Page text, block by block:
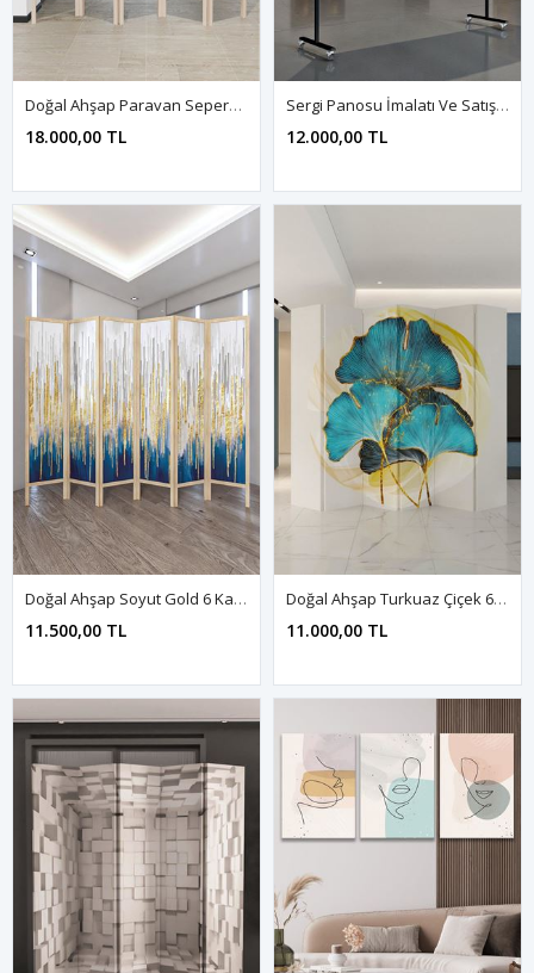
Doğal Ahşap Paravan Seperatör Oda Bölme
18.000,00 TL
Sergi Panosu İmalatı Ve Satışı | Fupe Shop Kalitesiyle Şık
12.000,00 TL
Doğal Ahşap Soyut Gold 6 Kanat Paravan Seperatör Oda Bölme
11.500,00 TL
Doğal Ahşap Turkuaz Çiçek 6 Kanat Paravan Seperatör Oda Bölme
11.000,00 TL